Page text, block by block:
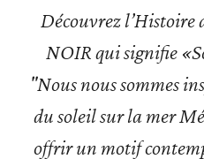
Découvrez l’Histoire
NOIR qui signifie
"Nous nous sommes
du soleil sur la mer
offrir un motif